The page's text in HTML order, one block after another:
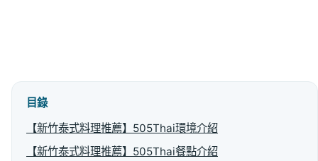
目錄
【新竹泰式料理推薦】505Thai環境介紹
【新竹泰式料理推薦】505Thai餐點介紹